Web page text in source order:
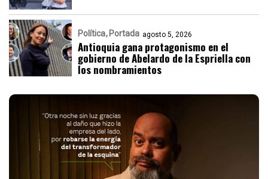
Política Portada agosto 5, 2026
Antioquia gana protagonismo en el
gobierno de Abelardo de la Espriella con
los nombramientos